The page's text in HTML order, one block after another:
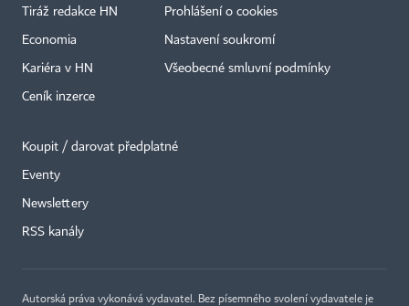
Tiráž redakce HN
Economia
Kariéra v HN
Ceník inzerce
Prohlášení o cookies
Nastavení soukromí
Všeobecné smluvní podmínky
Koupit / darovat předplatné
Eventy
Newslettery
RSS kanály
Autorská práva vykonává vydavatel. Bez písemného svolení vydavatele je